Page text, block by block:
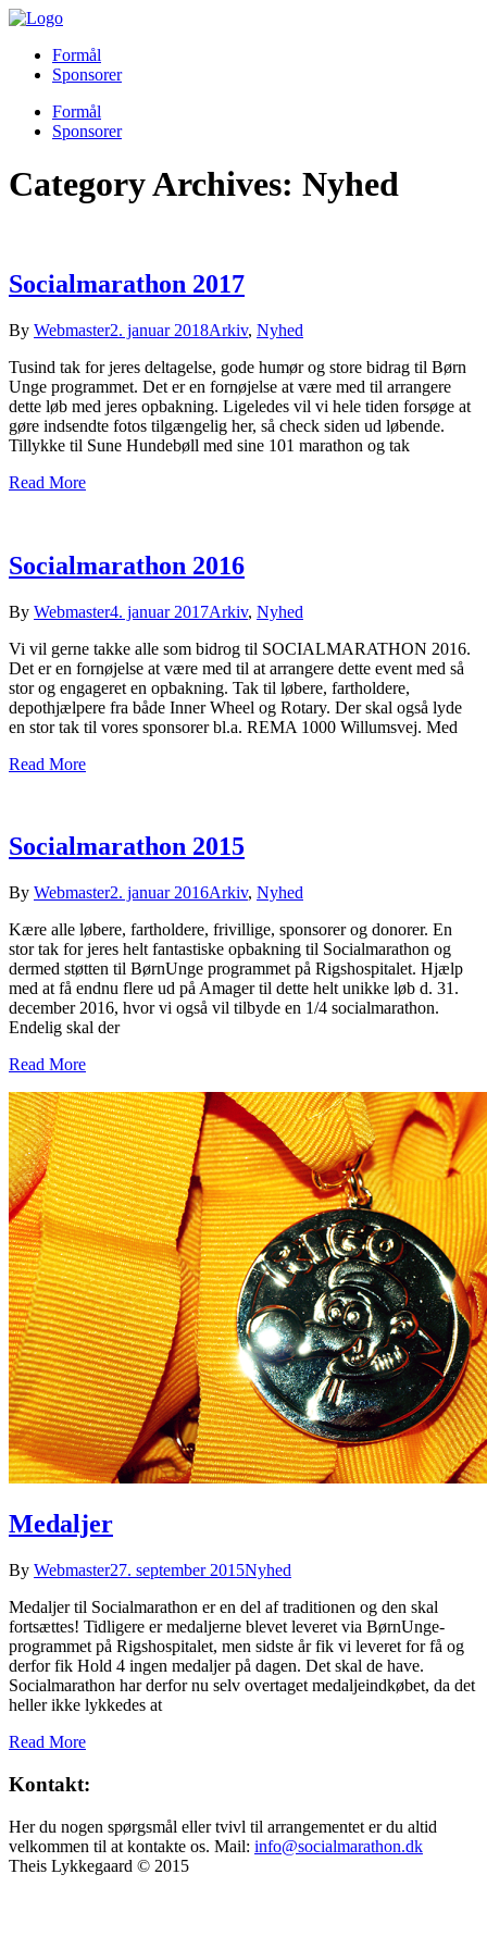
Formål
Sponsorer
Formål
Sponsorer
Category Archives: Nyhed
Socialmarathon 2017
By Webmaster2. januar 2018Arkiv, Nyhed
Tusind tak for jeres deltagelse, gode humør og store bidrag til Børn
Unge programmet. Det er en fornøjelse at være med til arrangere
dette løb med jeres opbakning. Ligeledes vil vi hele tiden forsøge at
gøre indsendte fotos tilgængelig her, så check siden ud løbende.
Tillykke til Sune Hundebøll med sine 101 marathon og tak
Read More
Socialmarathon 2016
By Webmaster4. januar 2017Arkiv, Nyhed
Vi vil gerne takke alle som bidrog til SOCIALMARATHON 2016.
Det er en fornøjelse at være med til at arrangere dette event med så
stor og engageret en opbakning. Tak til løbere, fartholdere,
depothjælpere fra både Inner Wheel og Rotary. Der skal også lyde
en stor tak til vores sponsorer bl.a. REMA 1000 Willumsvej. Med
Read More
Socialmarathon 2015
By Webmaster2. januar 2016Arkiv, Nyhed
Kære alle løbere, fartholdere, frivillige, sponsorer og donorer. En
stor tak for jeres helt fantastiske opbakning til Socialmarathon og
dermed støtten til BørnUnge programmet på Rigshospitalet. Hjælp
med at få endnu flere ud på Amager til dette helt unikke løb d. 31.
december 2016, hvor vi også vil tilbyde en 1/4 socialmarathon.
Endelig skal der
Read More
Medaljer
By Webmaster27. september 2015Nyhed
Medaljer til Socialmarathon er en del af traditionen og den skal
fortsættes! Tidligere er medaljerne blevet leveret via BørnUnge-
programmet på Rigshospitalet, men sidste år fik vi leveret for få og
derfor fik Hold 4 ingen medaljer på dagen. Det skal de have.
Socialmarathon har derfor nu selv overtaget medaljeindkøbet, da det
heller ikke lykkedes at
Read More
Kontakt:
Her du nogen spørgsmål eller tvivl til arrangementet er du altid
velkommen til at kontakte os. Mail: info@socialmarathon.dk
Theis Lykkegaard © 2015